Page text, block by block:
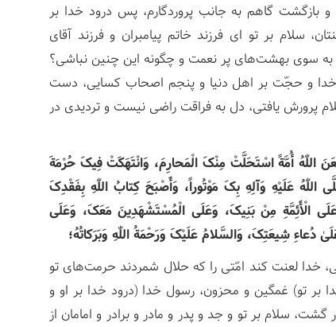
و بازگشت گاهم به جانب پروردگارم، پس درود خدا بر
سلام بر تو ای فرزند خاتم پیامبران و فرزند آقای
به سوی بهشت‌های پر نعمت و چگونه این چنین نباشی؟
خدا و حجّت بر اهل دنیا و پنجم اصحاب کسایی، دست
پرورش یافتی، دل به فراقت راضی نیست و تردیدی در
لَعَنَ اللّٰهُ أُمَّةً اسْتَحَلَّتْ مِنْکَ الْمَحارِمَ، وَانْتَهَکَتْ فِیکَ حُرْمَةَ
اللّٰهُ عَلَیْهِ وَآلِهِ بِکَ مَوْتُوراً، وَأَصْبَحَ کِتابُ اللّٰهِ بِفَقْدِکَ
الْأَئِمَّةِ مِنْ بَنِیکَ، وَعَلَی الْمُسْتَشْهَدِینَ مَعَکَ، وَعَلَی
دُعاءِ شِیعَتِکَ، وَالسَّلامُ عَلَیْکَ وَرَحْمَةُ اللّٰهِ وَبَرَکاتُهُ؛
خدا لعنت کند امّتی را که حلال شمردند حرمت‌های تو
بر تو) غمگین و محزون، رسول خدا (درود خدا بر او و
سلام بر تو و جد و پدر و مادر و برادر و امامان از